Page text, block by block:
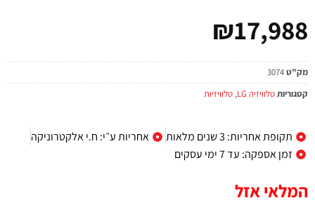
₪17,988
מק"ט3074
קטגוריותטלוויזיה LG , טלוויזיות
תקופת אחריות: 3 שנים מלאות
אחריות ע״י: ח.י אלקטרוניקה
זמן אספקה: עד 7 ימי עסקים
המלאי אזל